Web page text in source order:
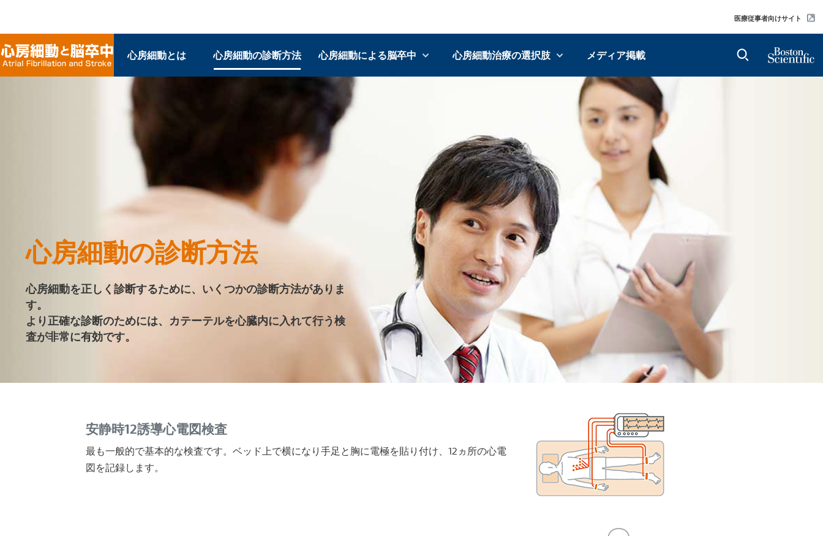
心房細動とは 心房細動の診断方法 心房細動による脳卒中 心房細動治療の選択肢 メディア掲載
医療従事者向けサイト
心房細動の診断方法
心房細動を正しく診断するために、いくつかの診断方法がありま
す。
より正確な診断のためには、カテーテルを心臓内に入れて行う検
査が非常に有効です。
安静時12誘導心電図検査
最も一般的で基本的な検査です。ベッド上で横になり手足と胸に電極を貼り付け、12ヵ所の心電
図を記録します。